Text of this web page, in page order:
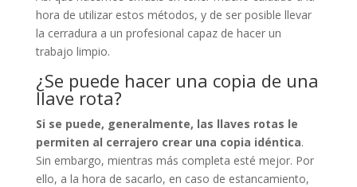
hora de utilizar estos métodos, y de ser posible llevar
la cerradura a un profesional capaz de hacer un
trabajo limpio.
¿Se puede hacer una copia de una
llave rota?
Si se puede, generalmente, las llaves rotas le
permiten al cerrajero crear una copia idéntica.
Sin embargo, mientras más completa esté mejor. Por
ello, a la hora de sacarlo, en caso de estancamiento,